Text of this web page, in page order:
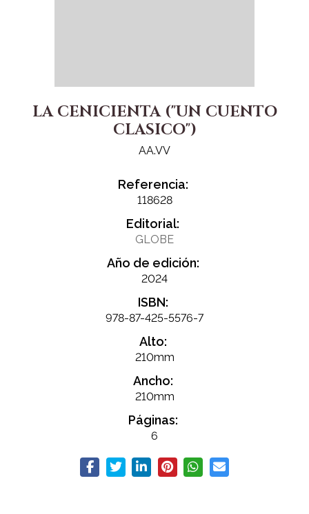
LA CENICIENTA ("UN CUENTO
CLASICO")
AA.VV
Referencia:
118628
Editorial:
GLOBE
Año de edición:
2024
ISBN:
978-87-425-5576-7
Alto:
210mm
Ancho:
210mm
Páginas:
6